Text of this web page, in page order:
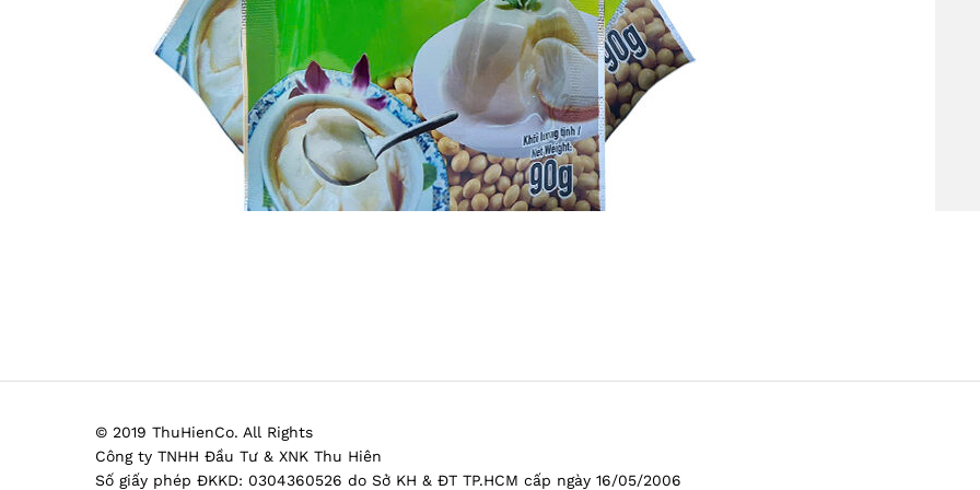
© 2019 ThuHienCo. All Rights
Công ty TNHH Đầu Tư & XNK Thu Hiên
Số giấy phép ĐKKD: 0304360526 do Sở KH & ĐT TP.HCM cấp ngày 16/05/2006